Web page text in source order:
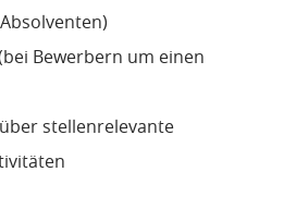
Bewerbern um einen
stellenrelevante